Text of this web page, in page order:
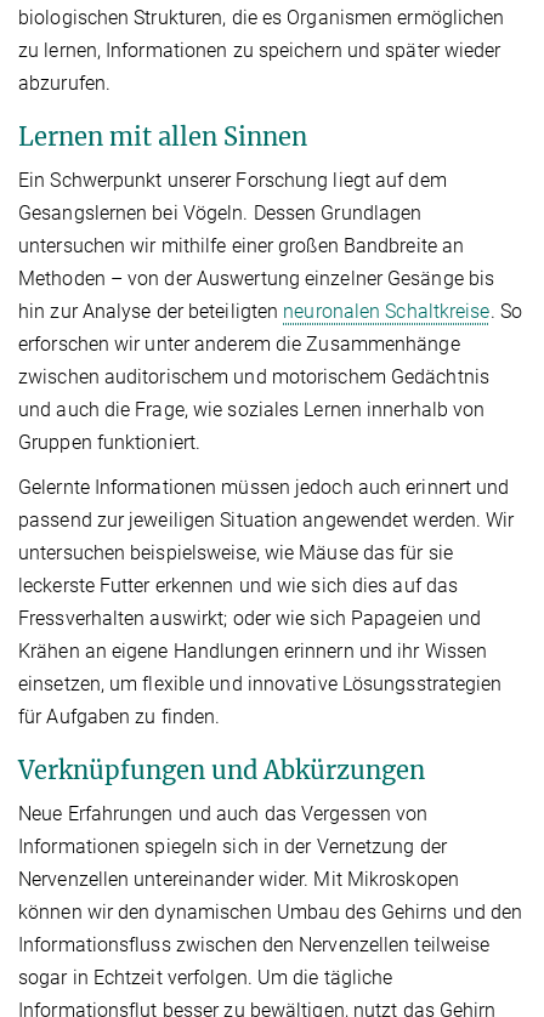
biologischen Strukturen, die es Organismen ermöglichen
zu lernen, Informationen zu speichern und später wieder
abzurufen.
Lernen mit allen Sinnen
Ein Schwerpunkt unserer Forschung liegt auf dem
Gesangslernen bei Vögeln. Dessen Grundlagen
untersuchen wir mithilfe einer großen Bandbreite an
Methoden – von der Auswertung einzelner Gesänge bis
hin zur Analyse der beteiligten neuronalen Schaltkreise. So
erforschen wir unter anderem die Zusammenhänge
zwischen auditorischem und motorischem Gedächtnis
und auch die Frage, wie soziales Lernen innerhalb von
Gruppen funktioniert.
Gelernte Informationen müssen jedoch auch erinnert und
passend zur jeweiligen Situation angewendet werden. Wir
untersuchen beispielsweise, wie Mäuse das für sie
leckerste Futter erkennen und wie sich dies auf das
Fressverhalten auswirkt; oder wie sich Papageien und
Krähen an eigene Handlungen erinnern und ihr Wissen
einsetzen, um flexible und innovative Lösungsstrategien
für Aufgaben zu finden.
Verknüpfungen und Abkürzungen
Neue Erfahrungen und auch das Vergessen von
Informationen spiegeln sich in der Vernetzung der
Nervenzellen untereinander wider. Mit Mikroskopen
können wir den dynamischen Umbau des Gehirns und den
Informationsfluss zwischen den Nervenzellen teilweise
sogar in Echtzeit verfolgen. Um die tägliche
Informationsflut besser zu bewältigen, nutzt das Gehirn